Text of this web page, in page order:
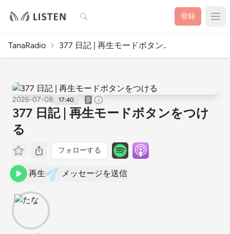
検索 登録
TanaRadio 377 日記 | 再生モードボタン..
2026-07-08 17:40
377 日記 | 再生モードボタンをつけ
る
フォローする
再生 メッセージを送信